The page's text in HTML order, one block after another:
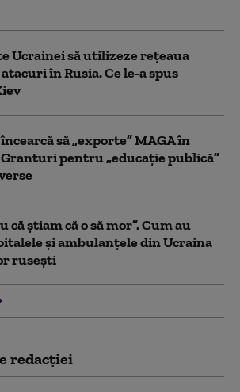
Ucrainei să utilizeze reţeaua
în Rusia. Ce le-a spus
să „exporte” MAGA în
pentru „educație publică”
știam că o să mor”. Cum au
și ambulanțele din Ucraina
rusești
redacţiei